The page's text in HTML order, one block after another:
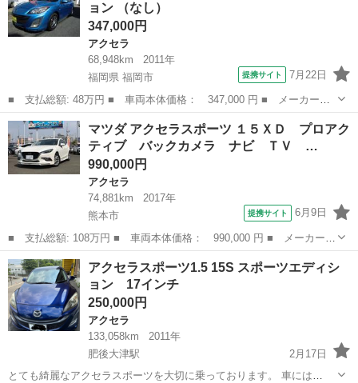
ー・ＢＯＳ...
ョン （なし）
347,000円
アクセラ
68,948km
2011年
福岡県 福岡市
提携サイト 7月22日
■ 支払総額: 48万円 ■ 車両本体価格： 347,000 円 ■ メーカー
名： マツダ ■ 車種名： アクセラスポーツ ■ グレード名： １
５Ｃナビエディション ■ 排気量： 1500cc ■ ドア枚数： 5D ■
ミ...
福岡 福岡市 アクセラ
マツダ アクセラスポーツ １５ＸＤ プロアク
ティブ バックカメラ ナビ ＴＶ …
990,000円
アクセラ
74,881km
2017年
熊本市
提携サイト 6月9日
■ 支払総額: 108万円 ■ 車両本体価格： 990,000 円 ■ メーカー
名： マツダ ■ 車種名： アクセラスポーツ ■ グレード名： １
５ＸＤ プロアクティブ バックカメラ ナビ ＴＶ クリアランス
ソナー オート...
熊本 熊本市 アクセラ
アクセラスポーツ1.5 15S スポーツエディシ
ョン 17インチ
250,000円
アクセラ
133,058km
2011年
肥後大津駅
2月17日
とても綺麗なアクセラスポーツを大切に乗っております。 車には